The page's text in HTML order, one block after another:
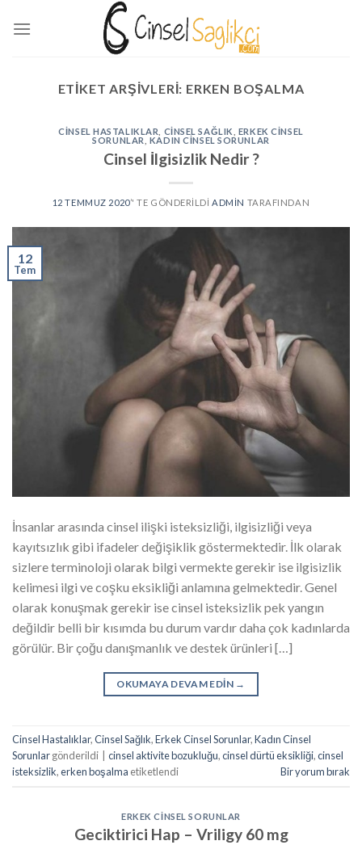
ETIKET ARŞIVLERI: ERKEN BOŞALMA
CINSEL HASTALIKLAR CINSEL SAĞLIK
ERKEK CINSEL
SORUNLAR
KADIN CINSEL SORUNLAR
Cinsel İlgisizlik Nedir ?
12 TEMMUZ 2020’' TE GÖNDERILDI ADMIN TARAFINDAN
12
Tem
İnsanlar arasında cinsel ilişki isteksizliği, ilgisizliği veya
kayıtsızlık gibi ifadeler değişiklik göstermektedir. İlk olarak
sizlere terminoloji olarak bilgi vermekte gerekir ise ilgisizlik
kelimesi ilgi ve coşku eksikliği anlamına gelmektedir. Genel
olarak konuşmak gerekir ise cinsel isteksizlik pek yangın
değildir belli bir kısımda bu durum vardır daha çok kadınlarda
görülür. Bir çoğu danışmanlık ve destek ürünleri […]
OKUMAYA DEVAM EDIN →
Cinsel Hastalıklar,Cinsel Sağlık,Erkek Cinsel Sorunlar,Kadın Cinsel
Sorunlargönderildi cinsel aktivite bozukluğu,cinsel dürtü eksikliği,cinsel
isteksizlik,erken boşalma etiketlendi Bir yorum bırak
ERKEK CINSEL SORUNLAR
Geciktirici Hap – Vriligy 60 mg